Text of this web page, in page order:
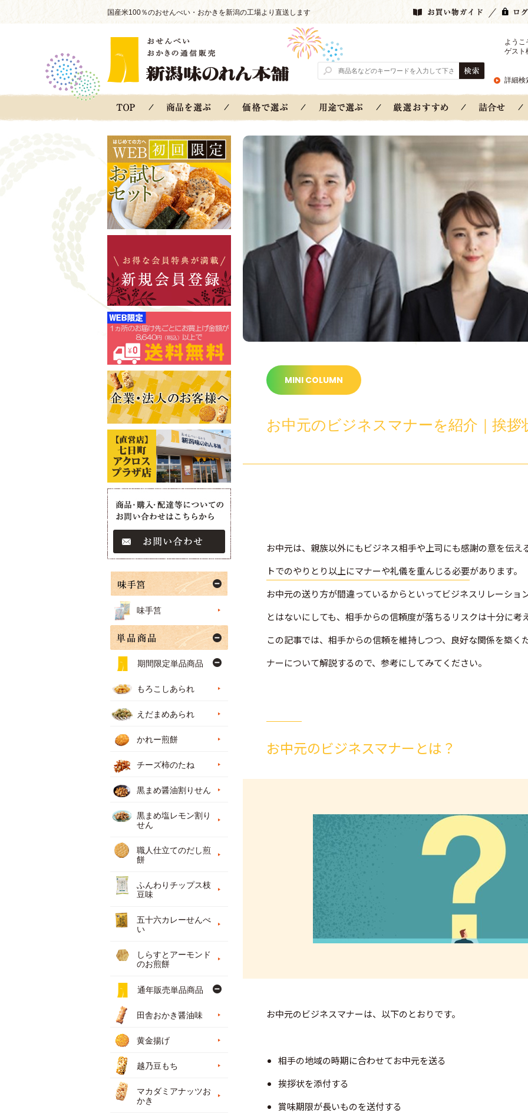
国産米100％のおせんべい・おかきを新潟の工場より直送します
ようこ
ゲスト
詳細検
MINI COLUMN
お中元のビジネスマナーを紹介｜挨拶
お中元は、親族以外にもビジネス相手や上司にも感謝の意を伝え
トでのやりとり以上にマナーや礼儀を重んじる必要があります。
お中元の送り方が間違っているからといってビジネスリレーショ
とはないにしても、相手からの信頼度が落ちるリスクは十分に考
この記事では、相手からの信頼を維持しつつ、良好な関係を築く
ナーについて解説するので、参考にしてみてください。
お中元のビジネスマナーとは？
お中元のビジネスマナーは、以下のとおりです。
相手の地域の時期に合わせてお中元を送る
挨拶状を添付する
賞味期限が長いものを送付する
味手筥
期間限定単品商品
もろこしあられ
えだまめあられ
かれー煎餅
チーズ柿のたね
黒まめ醤油割りせん
黒まめ塩レモン割り
せん
職人仕立てのだし煎
餅
ふんわりチップス枝
豆味
五十六カレーせんべ
い
しらすとアーモンド
のお煎餅
通年販売単品商品
田舎おかき醤油味
黄金揚げ
越乃豆もち
マカダミアナッツお
かき